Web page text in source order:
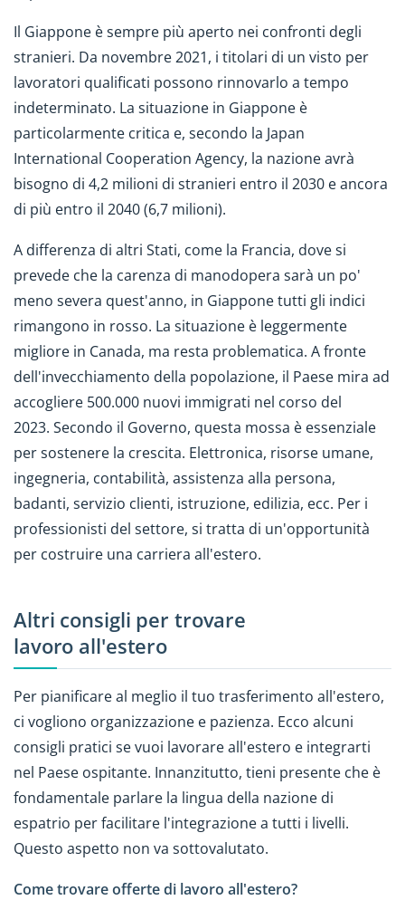
Il Giappone è sempre più aperto nei confronti degli
stranieri. Da novembre 2021, i titolari di un visto per
lavoratori qualificati possono rinnovarlo a tempo
indeterminato. La situazione in Giappone è
particolarmente critica e, secondo la Japan
International Cooperation Agency, la nazione avrà
bisogno di 4,2 milioni di stranieri entro il 2030 e ancora
di più entro il 2040 (6,7 milioni).
A differenza di altri Stati, come la Francia, dove si
prevede che la carenza di manodopera sarà un po'
meno severa quest'anno, in Giappone tutti gli indici
rimangono in rosso. La situazione è leggermente
migliore in Canada, ma resta problematica. A fronte
dell'invecchiamento della popolazione, il Paese mira ad
accogliere 500.000 nuovi immigrati nel corso del
2023. Secondo il Governo, questa mossa è essenziale
per sostenere la crescita. Elettronica, risorse umane,
ingegneria, contabilità, assistenza alla persona,
badanti, servizio clienti, istruzione, edilizia, ecc. Per i
professionisti del settore, si tratta di un'opportunità
per costruire una carriera all'estero.
Altri consigli per trovare
lavoro all'estero
Per pianificare al meglio il tuo trasferimento all'estero,
ci vogliono organizzazione e pazienza. Ecco alcuni
consigli pratici se vuoi lavorare all'estero e integrarti
nel Paese ospitante. Innanzitutto, tieni presente che è
fondamentale parlare la lingua della nazione di
espatrio per facilitare l'integrazione a tutti i livelli.
Questo aspetto non va sottovalutato.
Come trovare offerte di lavoro all'estero?